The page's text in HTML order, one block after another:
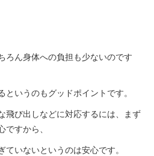
ろん身体への負担も少ないのです
というのもグッドポイントです。
飛び出しなどに対応するには、まず
ですから、
ていないというのは安心です。